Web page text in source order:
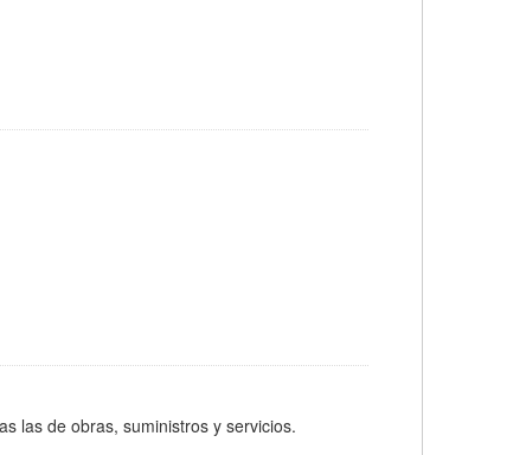
las de obras, suministros y servicios.